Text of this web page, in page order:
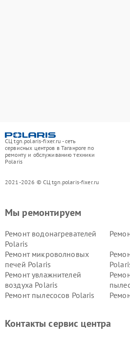
СЦ tgn.polaris-fixer.ru - сеть
сервисных центров в Таганроге по
ремонту и обслуживанию техники
Polaris
2021-2026 © СЦ tgn.polaris-fixer.ru
Мы ремонтируем
Ремонт водонагревателей
Polaris
Ремонт микроволновых
печей Polaris
Ремонт увлажнителей
воздуха Polaris
Ремонт пылесосов Polaris
Контакты сервис центра